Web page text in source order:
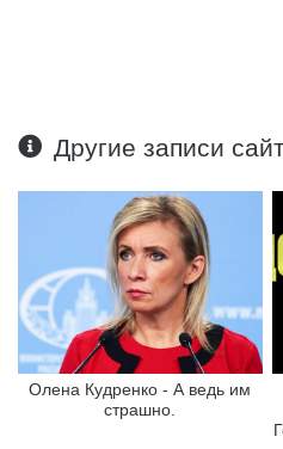
Другие записи
Олена Кудренко - А ведь им
страшно.